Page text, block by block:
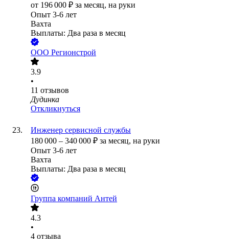
от 196 000 ₽ за месяц, на руки
Опыт 3-6 лет
Вахта
Выплаты: Два раза в месяц
ООО Регионстрой
3.9
•
11 отзывов
Дудинка
Откликнуться
Инженер сервисной службы
180 000 – 340 000 ₽ за месяц, на руки
Опыт 3-6 лет
Вахта
Выплаты: Два раза в месяц
Группа компаний Антей
4.3
•
4 отзыва